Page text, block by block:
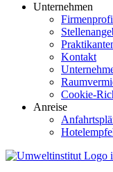
Unternehmen
Kontakt
Cookie-
Anreise